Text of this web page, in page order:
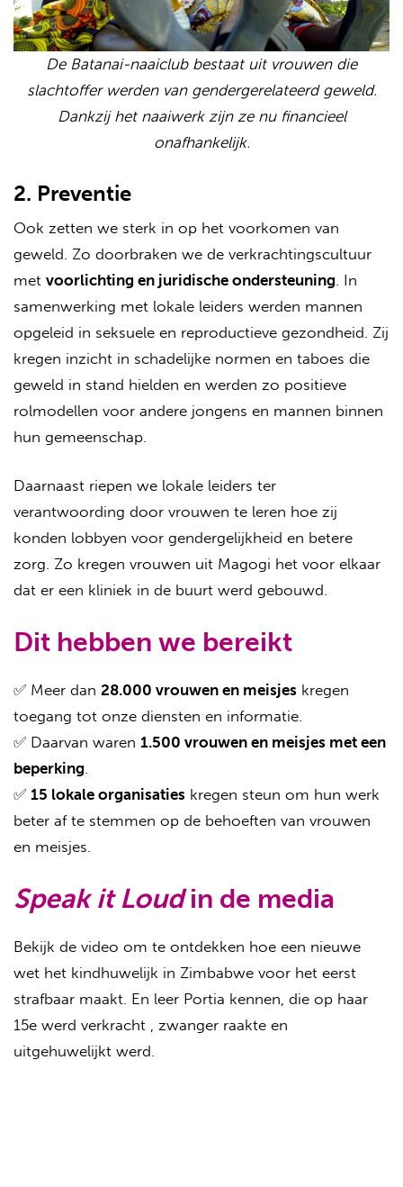
De Batanai-naaiclub bestaat uit vrouwen die
slachtoffer werden van gendergerelateerd geweld.
Dankzij het naaiwerk zijn ze nu financieel
onafhankelijk.
2. Preventie
Ook zetten we sterk in op het voorkomen van
geweld. Zo doorbraken we de verkrachtingscultuur
met voorlichting en juridische ondersteuning. In
samenwerking met lokale leiders werden mannen
opgeleid in seksuele en reproductieve gezondheid. Zij
kregen inzicht in schadelijke normen en taboes die
geweld in stand hielden en werden zo positieve
rolmodellen voor andere jongens en mannen binnen
hun gemeenschap.
Daarnaast riepen we lokale leiders ter
verantwoording door vrouwen te leren hoe zij
konden lobbyen voor gendergelijkheid en betere
zorg. Zo kregen vrouwen uit Magogi het voor elkaar
dat er een kliniek in de buurt werd gebouwd.
Dit hebben we bereikt
✅ Meer dan 28.000 vrouwen en meisjes kregen
toegang tot onze diensten en informatie.
✅ Daarvan waren 1.500 vrouwen en meisjes met een
beperking.
✅ 15 lokale organisaties kregen steun om hun werk
beter af te stemmen op de behoeften van vrouwen
en meisjes.
Speak it Loudin de media
Bekijk de video om te ontdekken hoe een nieuwe
wet het kindhuwelijk in Zimbabwe voor het eerst
strafbaar maakt. En leer Portia kennen, die op haar
15e werd verkracht , zwanger raakte en
uitgehuwelijkt werd.